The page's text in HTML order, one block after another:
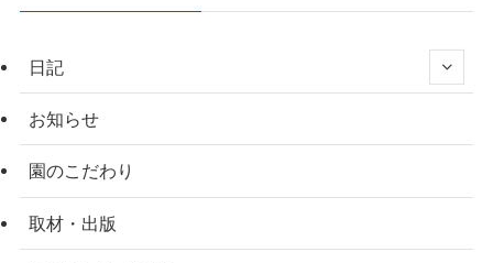
日記
お知らせ
園のこだわり
取材・出版